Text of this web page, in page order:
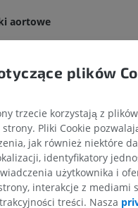
aortowe
(Tętnica szyjna wspólna)
szyjnej wewnętrznej
GÓRNA
RM kończyny
RM
plików
trzecie korzystają z
Pliki Cookie
jak również niektóre
identyfikatory
użytkownika i
interakcje z mediami
treści. Nasza